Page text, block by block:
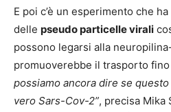
E poi c’è un esperimento che
delle pseudo particelle virali
possono legarsi alla
promuoverebbe il trasporto fino
possiamo ancora dire se
vero Sars-Cov-2”, precisa Mika